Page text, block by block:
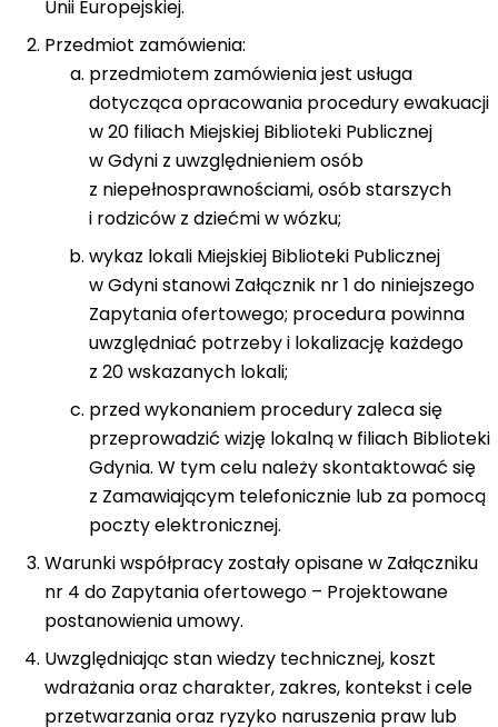
Unii Europejskiej.
Przedmiot zamówienia:
przedmiotem zamówienia jest usługa
dotycząca opracowania procedury ewakuacji
w 20 filiach Miejskiej Biblioteki Publicznej
w Gdyni z uwzględnieniem osób
z niepełnosprawnościami, osób starszych
i rodziców z dziećmi w wózku;
wykaz lokali Miejskiej Biblioteki Publicznej
w Gdyni stanowi Załącznik nr 1 do niniejszego
Zapytania ofertowego; procedura powinna
uwzględniać potrzeby i lokalizację każdego
z 20 wskazanych lokali;
przed wykonaniem procedury zaleca się
przeprowadzić wizję lokalną w filiach Biblioteki
Gdynia. W tym celu należy skontaktować się
z Zamawiającym telefonicznie lub za pomocą
poczty elektronicznej.
Warunki współpracy zostały opisane w Załączniku
nr 4 do Zapytania ofertowego – Projektowane
postanowienia umowy.
Uwzględniając stan wiedzy technicznej, koszt
wdrażania oraz charakter, zakres, kontekst i cele
przetwarzania oraz ryzyko naruszenia praw lub